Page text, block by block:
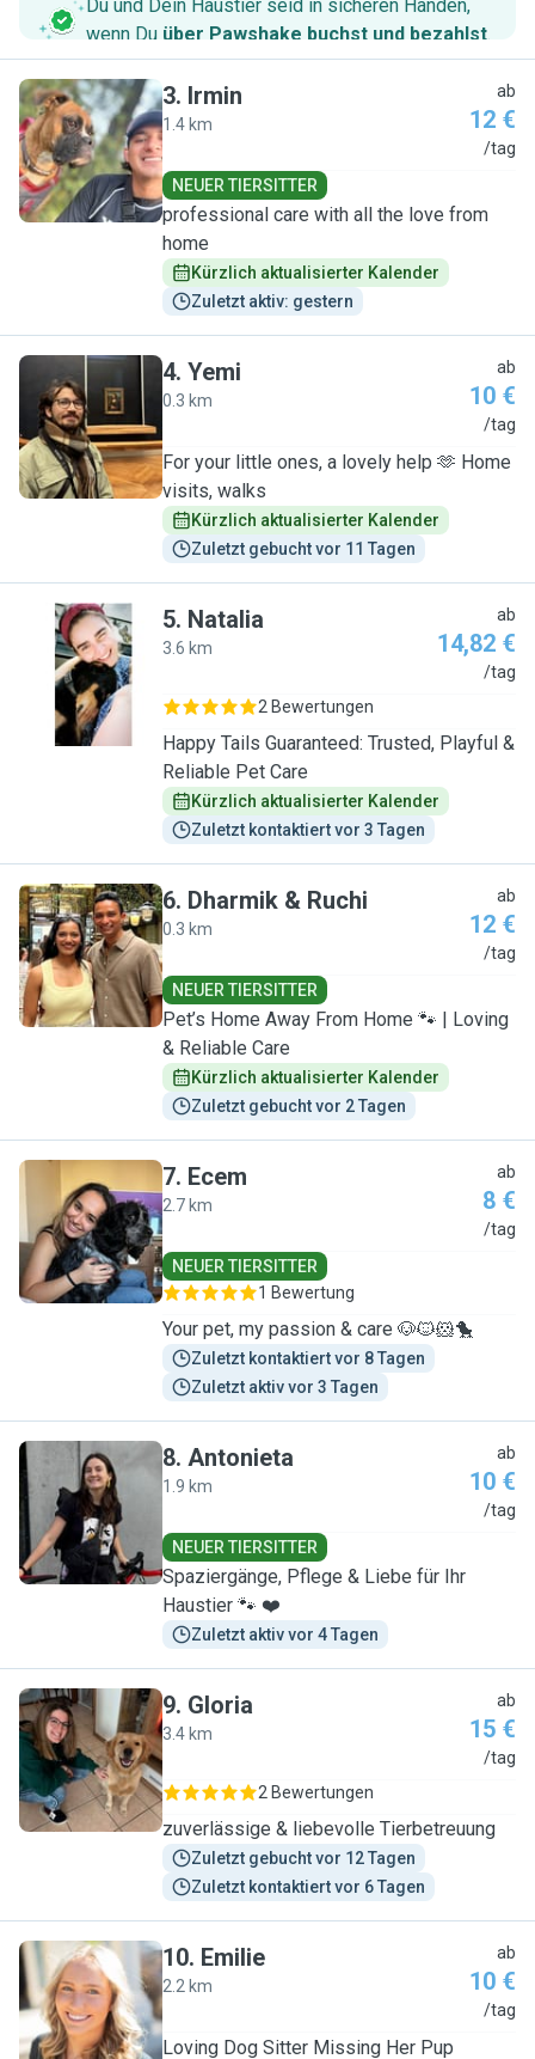
Du und Dein Haustier seid in sicheren Händen,
wenn Du über Pawshake buchst und bezahlst.
I
3. Irmin
1.4 km
ab
12 €
/tag
NEUER TIERSITTER
professional care with all the love from
home
Kürzlich aktualisierter Kalender
Zuletzt aktiv: gestern
Y
4. Yemi
0.3 km
ab
10 €
/tag
For your little ones, a lovely help 🫶 Home
visits, walks
Kürzlich aktualisierter Kalender
Zuletzt gebucht vor 11 Tagen
N
5. Natalia
3.6 km
ab
14,82 €
/tag
2 Bewertungen
Happy Tails Guaranteed: Trusted, Playful &
Reliable Pet Care
Kürzlich aktualisierter Kalender
Zuletzt kontaktiert vor 3 Tagen
D
6. Dharmik & Ruchi
0.3 km
ab
12 €
/tag
NEUER TIERSITTER
Pet’s Home Away From Home 🐾 | Loving
& Reliable Care
Kürzlich aktualisierter Kalender
Zuletzt gebucht vor 2 Tagen
E
7. Ecem
2.7 km
ab
8 €
/tag
NEUER TIERSITTER
1 Bewertung
Your pet, my passion & care 🐶🐱🐹🐤
Zuletzt kontaktiert vor 8 Tagen
Zuletzt aktiv vor 3 Tagen
A
8. Antonieta
1.9 km
ab
10 €
/tag
NEUER TIERSITTER
Spaziergänge, Pflege & Liebe für Ihr
Haustier 🐾 ❤️
Zuletzt aktiv vor 4 Tagen
G
9. Gloria
3.4 km
ab
15 €
/tag
2 Bewertungen
zuverlässige & liebevolle Tierbetreuung
Zuletzt gebucht vor 12 Tagen
Zuletzt kontaktiert vor 6 Tagen
E
10. Emilie
2.2 km
ab
10 €
/tag
Loving Dog Sitter Missing Her Pup